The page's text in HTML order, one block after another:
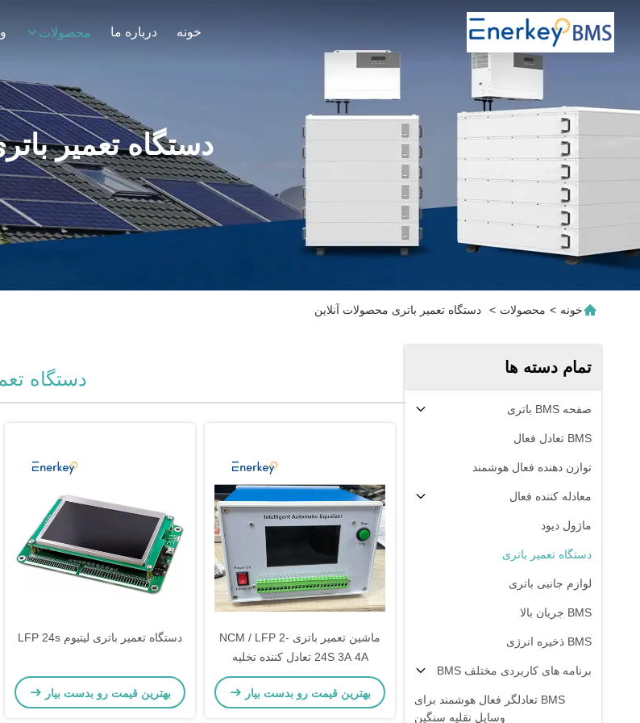
خونه درباره ما محصولات
دستگاه تعمیر
خونه > محصولات > دستگاه تعمیر باتری محصولات آنلاین
تمام دسته ها
صفحه BMS باتری
BMS تعادل فعال
توازن دهنده فعال هوشمند
معادله کننده فعال
ماژول دیود
دستگاه تعمیر باتری
لوازم جانبی باتری
BMS جریان بالا
BMS ذخیره انرژی
برنامه های کاربردی مختلف BMS
BMS تعادلگر فعال هوشمند برای
وسایل نقلیه سنگین
دستگاه
ماشین تعمیر باتری NCM / LFP 2-
24S 3A 4A تعادل کننده تخلیه
خودکار هوشمند
بهترین قیمت رو بدست بیار
دستگاه تعمیر باتری لیتیوم LFP 24s
بهترین قیمت رو بدست بیار